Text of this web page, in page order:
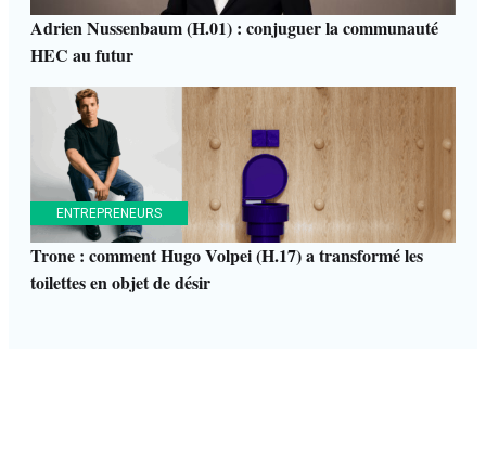
Adrien Nussenbaum (H.01) : conjuguer la communauté
HEC au futur
ENTREPRENEURS
Trone : comment Hugo Volpei (H.17) a transformé les
toilettes en objet de désir